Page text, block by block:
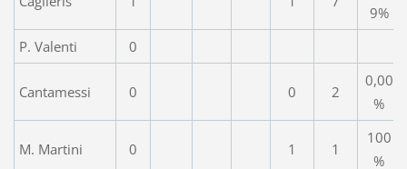
9%
P. Valenti
0
Cantamessi 0 0 2
0,00
%
M. Martini 0 1 1
100
%